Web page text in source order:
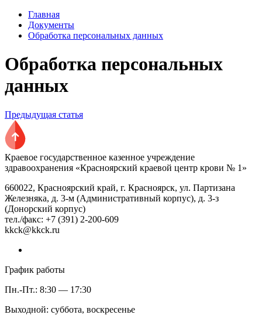
Главная
Документы
Обработка персональных данных
Обработка персональных
данных
Предыдущая статья
Краевое государственное казенное учреждение
здравоохранения «Красноярский краевой центр крови № 1»
660022, Красноярский край, г. Красноярск, ул. Партизана
Железняка, д. 3-м (Административный корпус), д. 3-з
(Донорский корпус)
тел./факс: +7 (391) 2-200-609
kkck@kkck.ru
График работы
Пн.-Пт.: 8:30 — 17:30
Выходной: суббота, воскресенье